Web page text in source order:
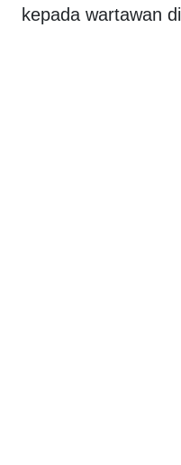
kepada wartawan